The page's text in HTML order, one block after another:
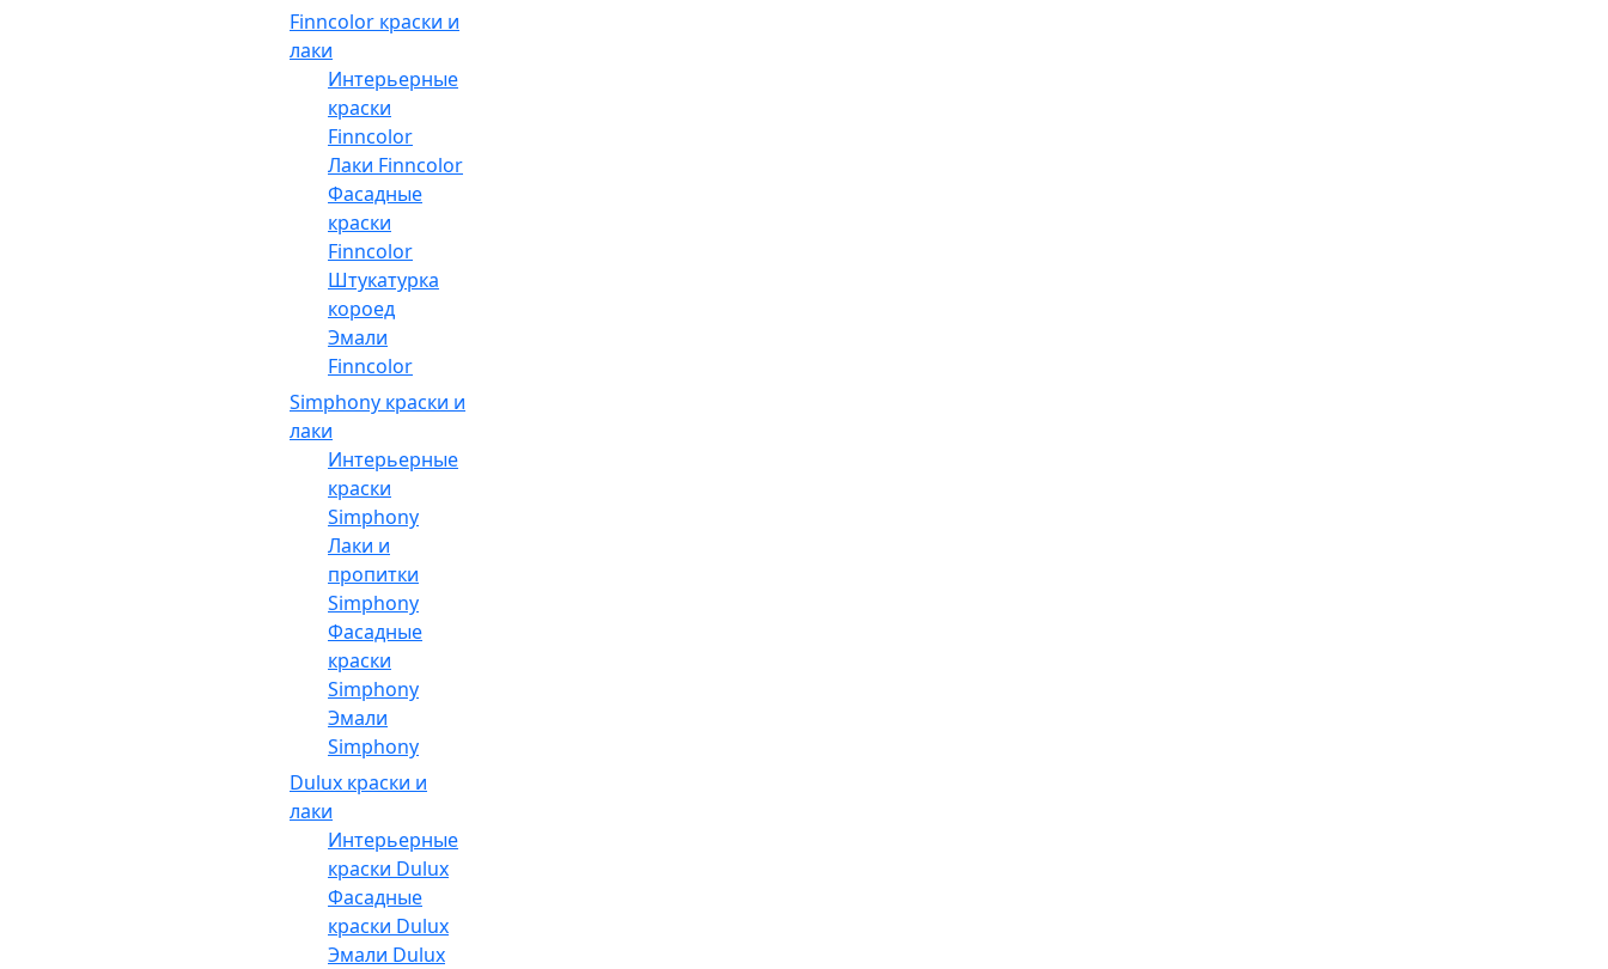
Finncolor краски и
лаки
Интерьерные
краски
Finncolor
Лаки Finncolor
Фасадные
краски
Finncolor
Штукатурка
короед
Эмали
Finncolor
Simphony краски и
лаки
Интерьерные
краски
Simphony
Лаки и
пропитки
Simphony
Фасадные
краски
Simphony
Эмали
Simphony
Dulux краски и
лаки
Интерьерные
краски Dulux
Фасадные
краски Dulux
Эмали Dulux